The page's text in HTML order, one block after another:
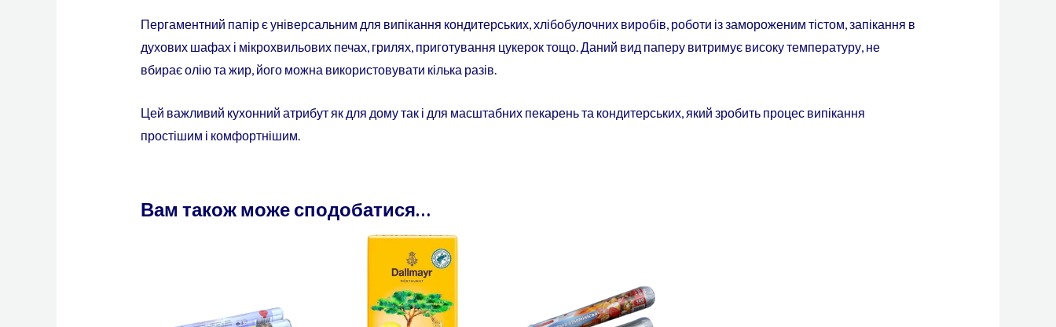
Пергаментний папір є універсальним для випікання кондитерських, хлібобулочних виробів, роботи із замороженим тістом, запікання в
духових шафах і мікрохвильових печах, грилях, приготування цукерок тощо. Даний вид паперу витримує високу температуру, не
вбирає олію та жир, його можна використовувати кілька разів.
Цей важливий кухонний атрибут як для дому так і для масштабних пекарень та кондитерських, який зробить процес випікання
простішим і комфортнішим.
Вам також може сподобатися…